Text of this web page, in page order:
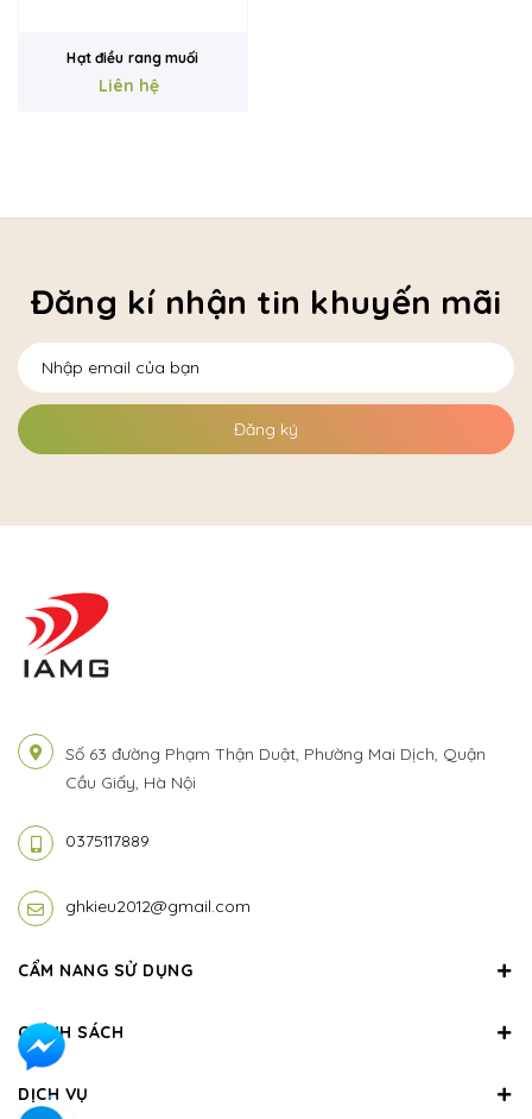
Hạt điều rang muối
Liên hệ
Đăng kí nhận tin khuyến mãi
Đăng ký
Số 63 đường Phạm Thận Duật, Phường Mai Dịch, Quận
Cầu Giấy, Hà Nội
0375117889
ghkieu2012@gmail.com
CẨM NANG SỬ DỤNG
CHÍNH SÁCH
DỊCH VỤ